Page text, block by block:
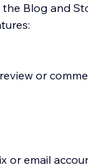
Blog and
or
or email